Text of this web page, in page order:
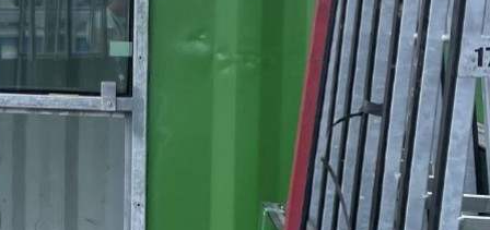
Digitaler Netzanschluss
Netzplanung und Netzbetrieb
Energiesystemanalyse
Integrierte Energieinfrastrukturen:
Strom, Fernwärme, Gas
Energiedaten und Monitoring
Flexibilitätsmanagement von
Energieanlagen